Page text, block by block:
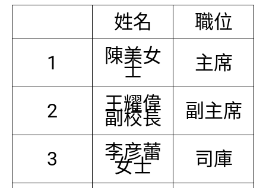
姓名
職位
1
陳美女
士 主席
2 王耀偉
副校長 副主席
3 李彦蕾
女士 司庫